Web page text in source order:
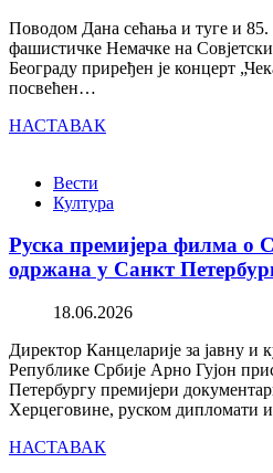
Поводом Дана сећања и туге и
фашистичке Немачке на
Београду приређен је концерт
посвећен…
НАСТАВАК
Вести
Култура
Руска премијера филма о
одржана у Санкт
18.06.2026
Директор Канцеларије за јавну и
Републике Србије Арно Гујон
Петербургу премијери
Херцеговине, руском дипломати
НАСТАВАК